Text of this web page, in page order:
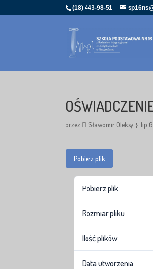
(18) 443-98-51
przez Sławomir Oleksy lip
Pobierz plik
Pobierz plik
Rozmiar pliku
Ilość plików
Data utworzenia